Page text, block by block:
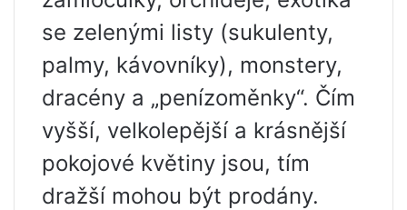
se zelenými listy (sukulenty,
palmy, kávovníky), monstery,
dracény a „penízoměnky“. Čím
vyšší, velkolepější a krásnější
pokojové květiny jsou, tím
dražší mohou být prodány.